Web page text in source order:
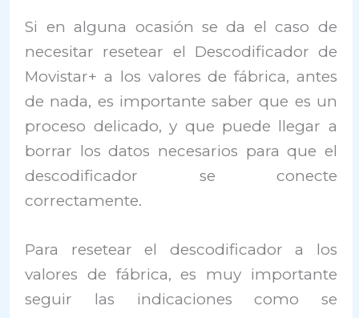
Si en alguna ocasión se da el caso de
necesitar resetear el Descodificador de
Movistar+ a los valores de fábrica, antes
de nada, es importante saber que es un
proceso delicado, y que puede llegar a
borrar los datos necesarios para que el
descodificador se conecte
correctamente.
Para resetear el descodificador a los
valores de fábrica, es muy importante
seguir las indicaciones como se